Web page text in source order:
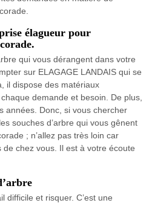
élagueur pour
qui vous dérangent dans votre
sur ELAGAGE LANDAIS qui se
il dispose des matériaux
demande et besoin. De plus,
années. Donc, si vous chercher
souches d’arbre qui vous gênent
; n’allez pas très loin car
de chez vous. Il est à votre écoute
difficile et risquer. C’est une